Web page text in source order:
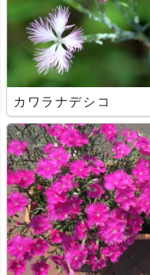
カワラナデシコ